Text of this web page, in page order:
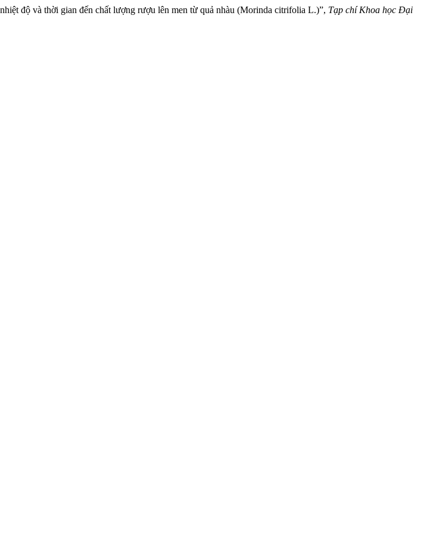
độ và thời gian đến chất lượng rượu lên men từ quả nhàu (Morinda citrifolia L.)”, Tạp chí Khoa học Đại